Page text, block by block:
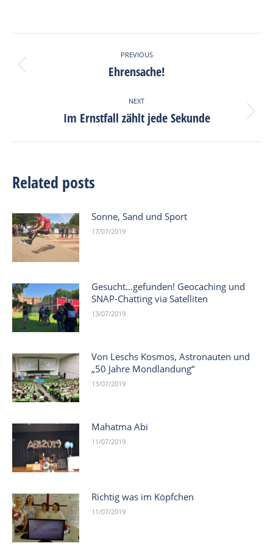
Facebook
X
PinterestLinkedIn
navigation
PREVIOUS
Previous
Ehrensache!
NEXT
Next
post:
Im Ernstfall zählt jede Sekunde
Related posts
Sonne, Sand und Sport
17/07/2019
Gesucht…gefunden! Geocaching und
SNAP-Chatting via Satelliten
13/07/2019
Von Leschs Kosmos, Astronauten und
„50 Jahre Mondlandung“
13/07/2019
Mahatma Abi
11/07/2019
Richtig was im Köpfchen
11/07/2019